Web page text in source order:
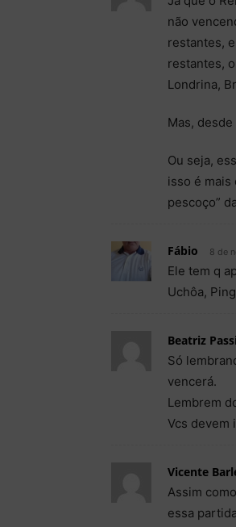
não
restantes,
restantes,
Londrina,
Mas,
Ou seja,
isso é mais
pescoço”
Fábio 8 de
Ele tem q
Uchôa,
Beatriz
Só
vencerá.
Lembrem
Vcs devem
Vicente
Assim
essa